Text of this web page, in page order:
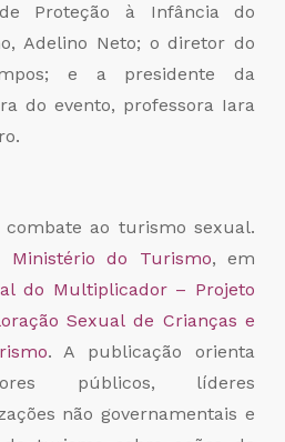
Proteção à Infância do
Adelino Neto; o diretor do
e a presidente da
do evento, professora Iara
ao turismo sexual.
Ministério do Turismo, em
do Multiplicador – Projeto
Sexual de Crianças e
. A publicação orienta
públicos, líderes
não governamentais e